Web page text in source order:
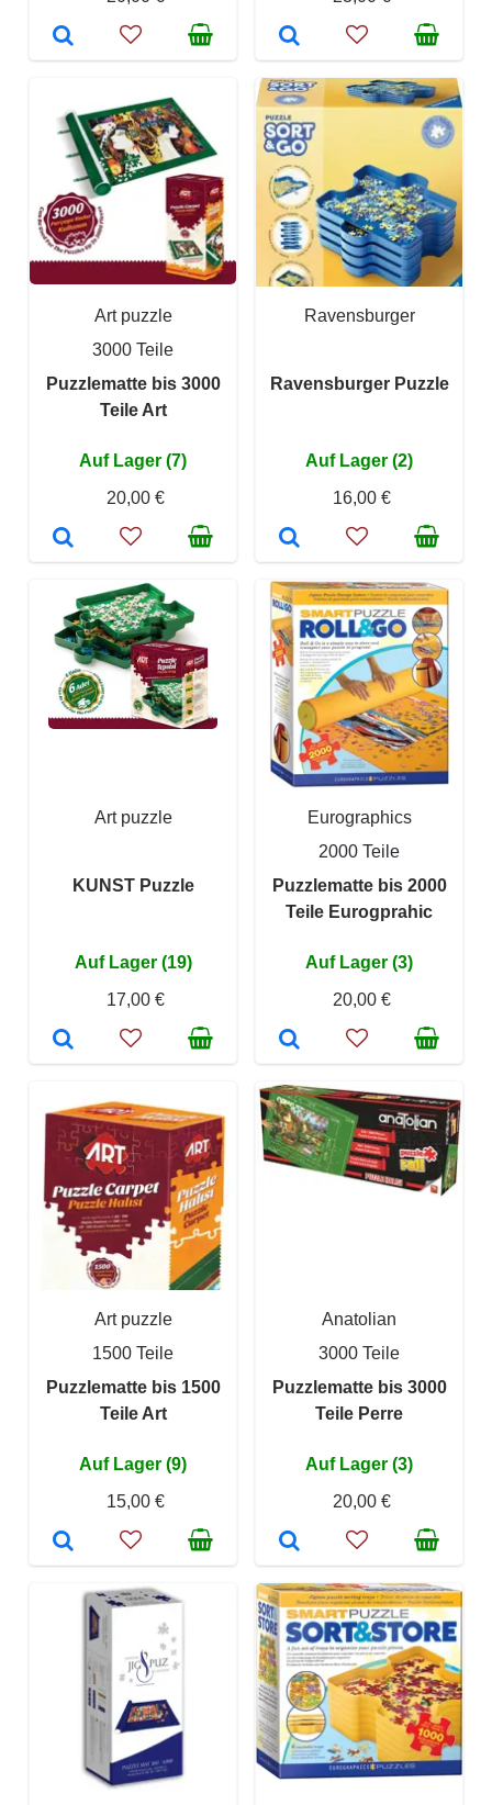
Art puzzle
3000 Teile
Puzzlematte bis 3000
Teile Art
Auf Lager (7)
20,00 €
Ravensburger
Ravensburger Puzzle
Auf Lager (2)
16,00 €
Art puzzle
KUNST Puzzle
Auf Lager (19)
17,00 €
Eurographics
2000 Teile
Puzzlematte bis 2000
Teile Eurogprahic
Auf Lager (3)
20,00 €
Art puzzle
1500 Teile
Puzzlematte bis 1500
Teile Art
Auf Lager (9)
15,00 €
Anatolian
3000 Teile
Puzzlematte bis 3000
Teile Perre
Auf Lager (3)
20,00 €